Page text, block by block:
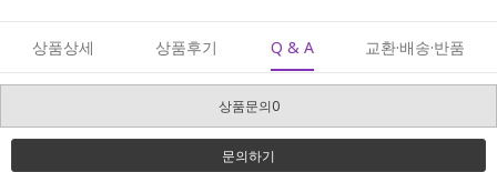
상품상세 상품후기 Q & A 교환·배송·반품
상품문의0
문의하기